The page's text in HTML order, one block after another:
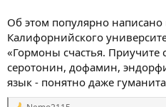
Об этом популярно написано
Калифорнийского
«Гормоны счастья. Приучите
серотонин, дофамин,
язык - понятно даже